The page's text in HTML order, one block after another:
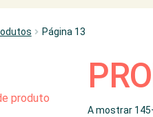
Página 13
A mostrar
produto